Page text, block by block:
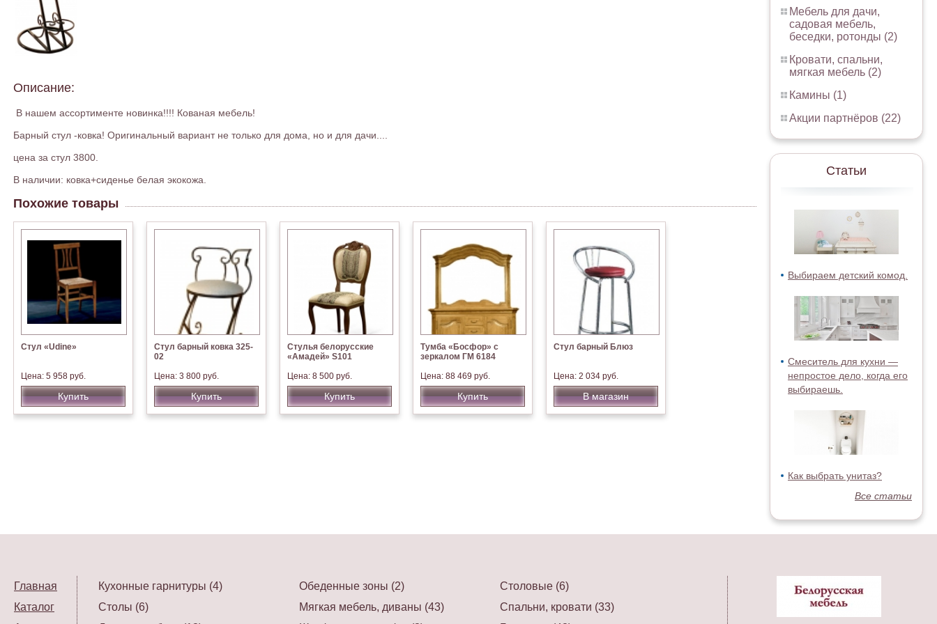
Мебель для дачи,
садовая мебель,
беседки, ротонды (2)
Кровати, спальни,
мягкая мебель (2)
Камины (1)
Акции партнёров (22)
Статьи
Выбираем детский комод.
Смеситель для кухни —
непростое дело, когда его
выбираешь.
Как выбрать унитаз?
Все статьи
Описание:
В нашем ассортименте новинка!!!! Кованая мебель!
Барный стул -ковка! Оригинальный вариант не только для дома, но и для дачи....
цена за стул 3800.
В наличии: ковка+сиденье белая экокожа.
Похожие товары
Стул «Udine»
Цена: 5 958 руб.
Купить
Стул барный ковка 325-
02
Цена: 3 800 руб.
Купить
Стулья белорусские
«Амадей» S101
Цена: 8 500 руб.
Купить
Тумба «Босфор» с
зеркалом ГМ 6184
Цена: 88 469 руб.
Купить
Стул барный Блюз
Цена: 2 034 руб.
В магазин
Главная
Каталог
Кухонные гарнитуры (4) Обеденные зоны (2)
Столовые (6)
Столы (6)
Мягкая мебель, диваны (43)
Спальни, кровати (33)